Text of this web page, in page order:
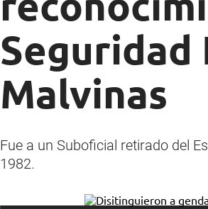
Seguridad
Malvinas
Fue a un Suboficial retirado del
1982.